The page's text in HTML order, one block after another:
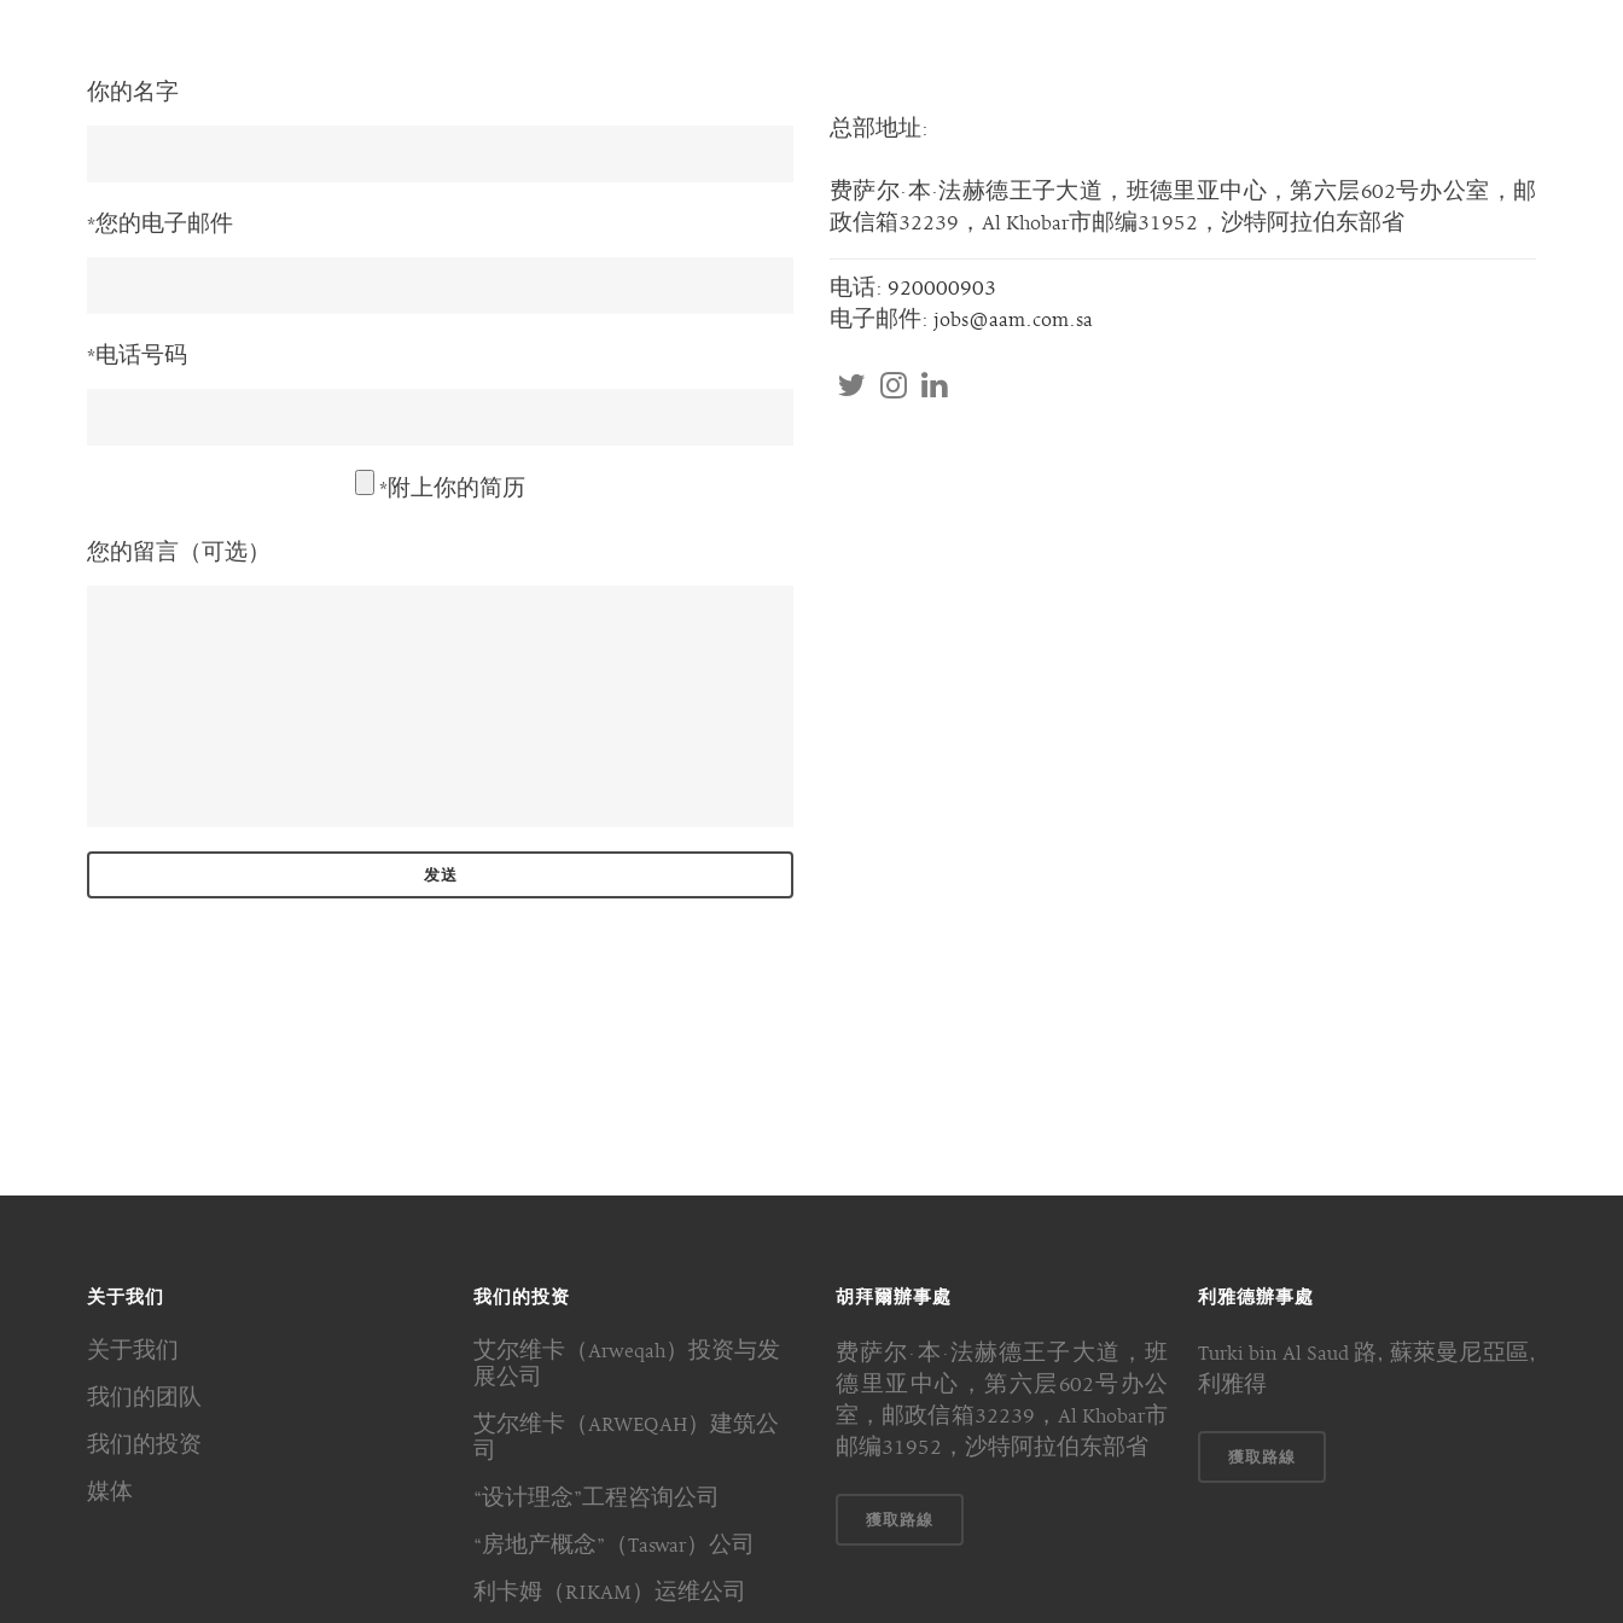
你的名字
您的电子邮件*
电话号码*
附上你的简历*
您的留言（可选）
总部地址:
费萨尔·本·法赫德王子大道，班德里亚中心，第六层602号办公室，邮
政信箱32239，Al Khobar市邮编31952，沙特阿拉伯东部省
电话: 920000903
电子邮件: jobs@aam.com.sa
关于我们
关于我们
我们的团队
我们的投资
媒体
我们的投资
艾尔维卡（Arweqah）投资与发
展公司
艾尔维卡（ARWEQAH）建筑公
司
“设计理念”工程咨询公司
“房地产概念”（Taswar）公司
利卡姆（RIKAM）运维公司
胡拜爾辦事處
费萨尔·本·法赫德王子大道，班
德里亚中心，第六层602号办公
室，邮政信箱32239，Al Khobar市
邮编31952，沙特阿拉伯东部省
獲取路線
利雅德辦事處
Turki bin Al Saud 路, 蘇萊曼尼亞區,
利雅得
獲取路線